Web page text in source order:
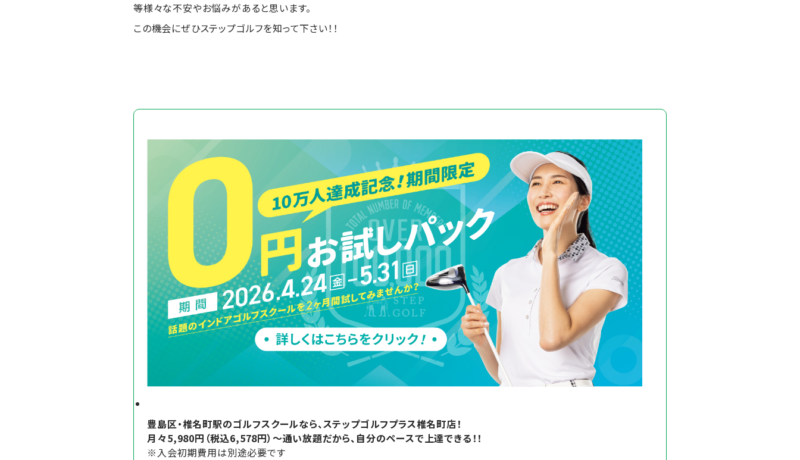
等様々な不安やお悩みがあると思います。
この機会にぜひステップゴルフを知って下さい！！
豊島区・椎名町駅のゴルフスクールなら、ステップゴルフプラス椎名町店！
月々5,980円（税込6,578円）～通い放題だから、自分のペースで上達できる！！
※入会初期費用は別途必要です